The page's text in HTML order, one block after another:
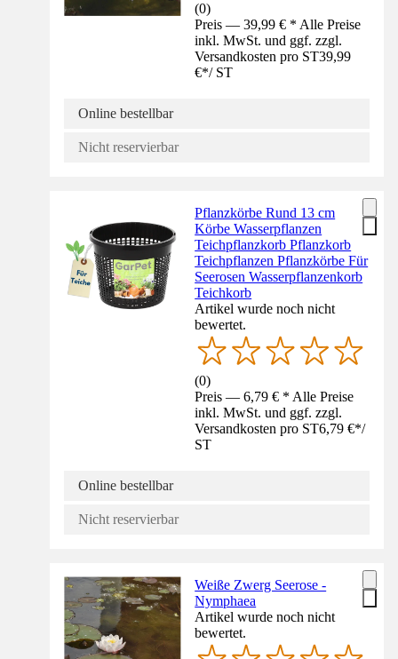
(0)
Preis — 39,99 € * Alle Preise
inkl. MwSt. und ggf. zzgl.
Versandkosten pro ST39,99
€*/ ST
Online bestellbar
Nicht reservierbar
Pflanzkörbe Rund 13 cm
Körbe Wasserpflanzen
Teichpflanzkorb Pflanzkorb
Teichpflanzen Pflanzkörbe Für
Seerosen Wasserpflanzenkorb
Teichkorb
Artikel wurde noch nicht
bewertet.
(0)
Preis — 6,79 € * Alle Preise
inkl. MwSt. und ggf. zzgl.
Versandkosten pro ST6,79 €*/
ST
Online bestellbar
Nicht reservierbar
Weiße Zwerg Seerose -
Nymphaea
Artikel wurde noch nicht
bewertet.